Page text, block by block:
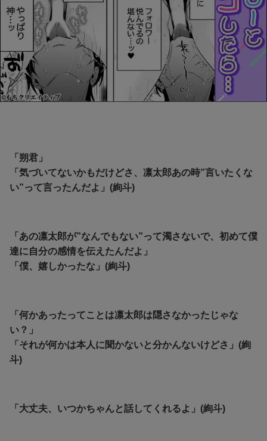
「朔君」
「気づいてないかもだけどさ、凛太郎あの時”言いたくな
い”って言ったんだよ」(絢斗)
「あの凛太郎が”なんでもない”って濁さないで、初めて僕
達に自分の感情を伝えたんだよ」
「僕、嬉しかったな」(絢斗)
「何かあったってことは凛太郎は隠さなかったじゃな
い？」
「それが何かは本人に聞かないと分かんないけどさ」(絢
斗)
「大丈夫、いつかちゃんと話してくれるよ」(絢斗)